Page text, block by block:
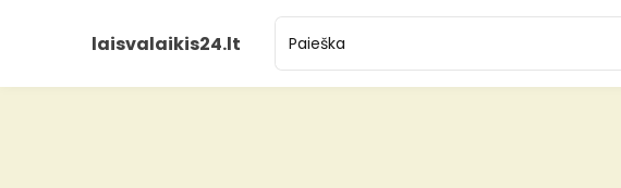
laisvalaikis24.lt